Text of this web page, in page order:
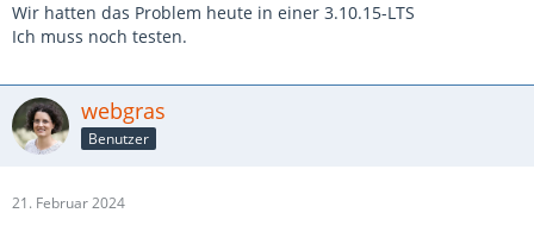
Wir hatten das Problem heute in einer 3.10.15-LTS
Ich muss noch testen.
webgras
Benutzer
21. Februar 2024